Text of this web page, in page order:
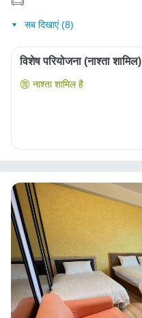
सब दिखाएं (8)
विशेष परियोजना (नाश्ता शामिल)
नाश्ता शामिल है